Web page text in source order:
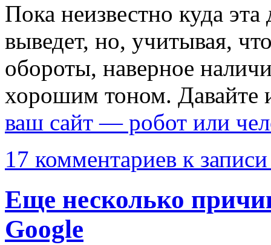
Пока неизвестно куда
выведет, но, учитывая,
обороты, наверное
хорошим тоном. Давайте
ваш сайт — робот или
17 комментариев к
Еще несколько
Google